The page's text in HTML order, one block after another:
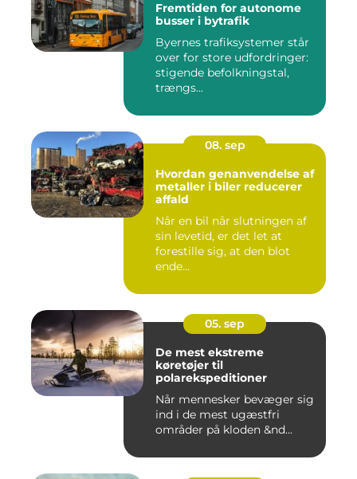
Fremtiden for autonome
busser i bytrafik
Byernes trafiksystemer står
over for store udfordringer:
stigende befolkningstal,
trængs...
08. sep
Hvordan genanvendelse af
metaller i biler reducerer
affald
Når en bil når slutningen af
sin levetid, er det let at
forestille sig, at den blot
ende...
05. sep
De mest ekstreme
køretøjer til
polarekspeditioner
Når mennesker bevæger sig
ind i de mest ugæstfri
områder på kloden &nd...